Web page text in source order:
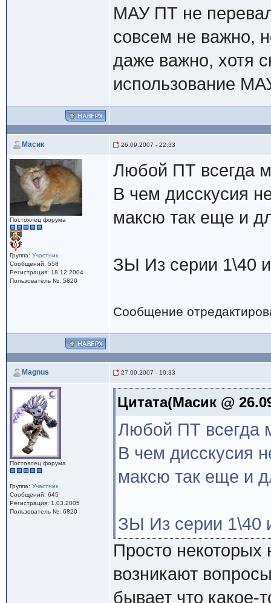
МАУ ПТ не
совсем не важно,
даже важно, хотя
использование
Масик 26.09.2007 - 22:33
Постоялец форума
Группа: Участник
Сообщений: 558
Регистрация: 18.12.2004
Пользователь №: 5820
Любой ПТ всегда
В чем дисскусия
максю так еще и
ЗЫ Из серии 1\40
Сообщение
Magnus 27.09.2007 - 10:33
Постоялец форума
Группа: Участник
Сообщений: 645
Регистрация: 1.03.2005
Пользователь №: 6820
Цитата(Масик @
Любой ПТ всегда
В чем дисскусия
максю так еще и
ЗЫ Из серии 1\40
Просто некоторых
возникают
бывает что